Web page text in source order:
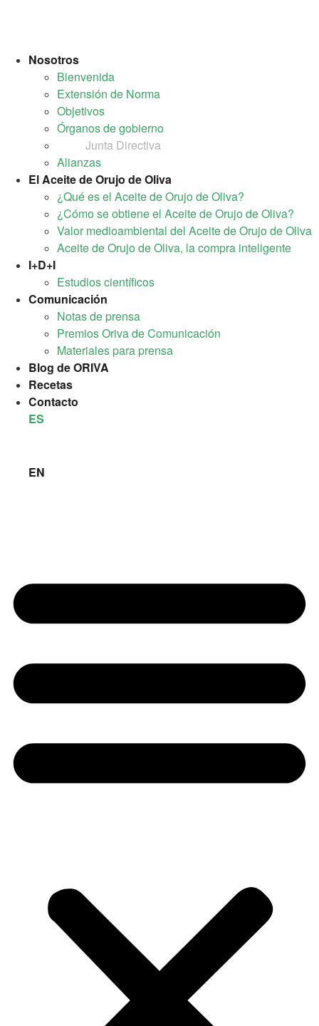
Nosotros
Bienvenida
Extensión de Norma
Objetivos
Órganos de gobierno
Junta Directiva
Alianzas
El Aceite de Orujo de Oliva
¿Qué es el Aceite de Orujo de Oliva?
¿Cómo se obtiene el Aceite de Orujo de Oliva?
Valor medioambiental del Aceite de Orujo de Oliva
Aceite de Orujo de Oliva, la compra inteligente
I+D+I
Estudios científicos
Comunicación
Notas de prensa
Premios Oriva de Comunicación
Materiales para prensa
Blog de ORIVA
Recetas
Contacto
ES
EN